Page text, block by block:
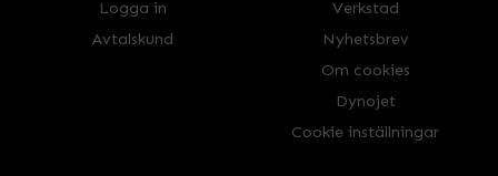
Logga in
Avtalskund
Verkstad
Nyhetsbrev
Om cookies
Dynojet
Cookie inställningar